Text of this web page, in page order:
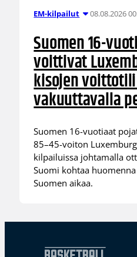
EM-kilpailut 08.08.2026
Suomen 16-
voittivat
kisojen
vakuuttavalla
Suomen 16-vuotiaat
85–45-voiton
kilpailuissa johtamalla
Suomi kohtaa
Suomen aikaa.